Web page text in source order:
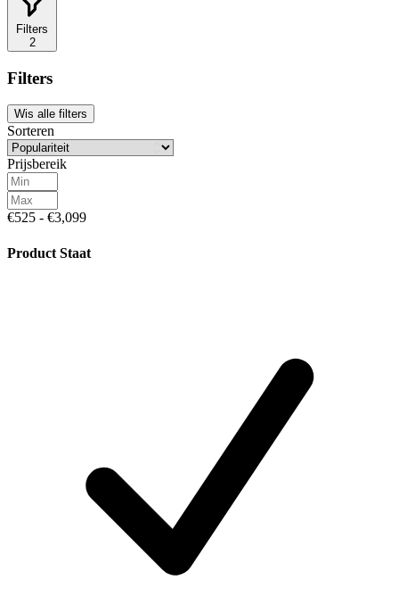
Filters
2
Filters
Wis alle filters
Sorteren
Prijsbereik
€525 - €3,099
Product Staat